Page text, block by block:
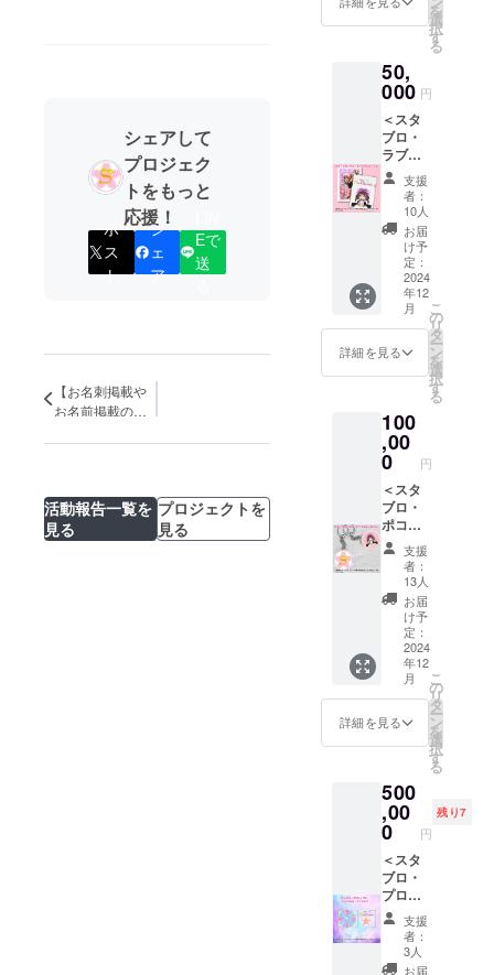
シェアして
プロジェク
トをもっと
応援！
ポ
ス
ト
シ
ェ
ア
Eで
送
【お名刺掲載や
お名前掲載の募
オープン店内に
お名刺など掲載
いたします。
活動報告一覧を
見る
プロジェクトを
見る
きる場所。
そして、発
無に関わら
ず、どんな
人も居心地
よくいきい
きと過ごせ
る温かな環
境作りをし
発達障害メ
イド喫茶で
在、私含め
７名のメン
バーが在籍
していま
お手伝いさ
んボラン
ティア等、
多数の方が
協力してく
ださり、
様々な人達
あります。
どんな障害
であって
も、生きづ
らさがあっ
自分の気持
ちに正直
に、夢や目
メージ
となり
デザイ
ンはそ
の時最
適なデ
ザイン
を施さ
せてい
ただき
ます。
記返礼
品でご
帰宅不
要の場
合はオ
プショ
ン欄に
て、
データ
もしく
は郵送
のメ
ニュー
をお選
びくだ
さいま
せ。 ※
いてお
ります
サンプ
ル画像
はイ
メージ
となり
ます。
デザイ
ンはそ
の時最
適なデ
ザイン
を施さ
せてい
ただき
ます。
タ２種
※SNSア
トがあ
る方は
【必ず
備考欄
にアカ
ウント
名】を
書いて
くださ
い。 ※
返礼品
で不要
なもの
がある
場合は
ご連絡
くださ
記返礼
品でご
帰宅不
要の場
合はオ
プショ
ン欄に
て、
データ
もしく
は郵送
のメ
ニュー
をお選
びくだ
さいま
せ。 ※
ご紹介
ります
サンプ
ル画像
はイ
メージ
となり
ます。
デザイ
ンはそ
の時最
適なデ
を
選
択
す
る
50,
000 円
＜スタ
ブロ・
ラブプ
ラン＞
①代
表・副
代表か
らのお
礼メッ
セージ
動画 ②
記念ブ
ロマイ
ドデー
タ2種
③チェ
④オリ
ジナル
クリア
ファイ
ル
※SNSア
カウン
トがあ
る方は
【必ず
備考欄
にアカ
ウント
名】を
書いて
くださ
い。 ※
返礼品
で不要
なもの
場合は
ご連絡
くださ
いま
せ。 な
お、上
記返礼
品でご
帰宅不
要の場
合はオ
支援
者：
10人
お届
け予
定：
2024
年12
月
詳細を見る
こ
の
リ
タ
ー
ン
を
選
択
す
る
100
,00
0 円
＜スタ
ブロ・
ポコプ
ラン＞
①代
表・副
代表か
らのお
礼メッ
セージ
動画 ②
記念写
真デー
タ（3種
類） ③
チェキ
類） ④
オリジ
ナルア
クリル
キーホ
ルダー
⑤【オ
プショ
ンより
お選び
くださ
支援
者：
13人
お届
け予
定：
2024
年12
月
詳細を見る
こ
の
リ
タ
ー
ン
を
選
択
す
る
500
,00
0 円
残り7
＜スタ
ブロ・
プロミ
スプラ
ン＞ ①
記念写
真デー
支援
者：
3人
お届